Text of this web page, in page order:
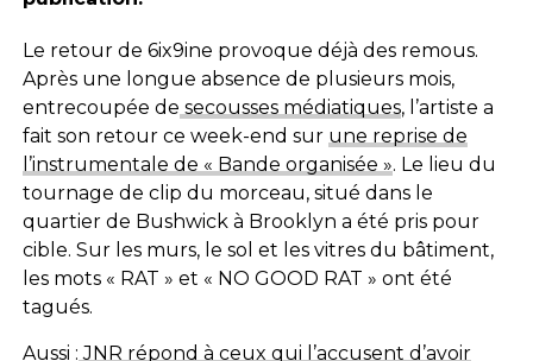
Le retour de 6ix9ine provoque déjà des remous.
Après une longue absence de plusieurs mois,
entrecoupée de secousses médiatiques, l’artiste a
fait son retour ce week-end sur une reprise de
l’instrumentale de « Bande organisée ». Le lieu du
tournage de clip du morceau, situé dans le
quartier de Bushwick à Brooklyn a été pris pour
cible. Sur les murs, le sol et les vitres du bâtiment,
les mots « RAT » et « NO GOOD RAT » ont été
tagués.
Aussi : JNR répond à ceux qui l’accusent d’avoir